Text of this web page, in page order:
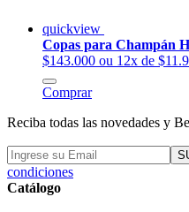
quickview
Copas para Champán
$143.000 ou 12x de
Comprar
Reciba todas las novedades y
condiciones
Catálogo